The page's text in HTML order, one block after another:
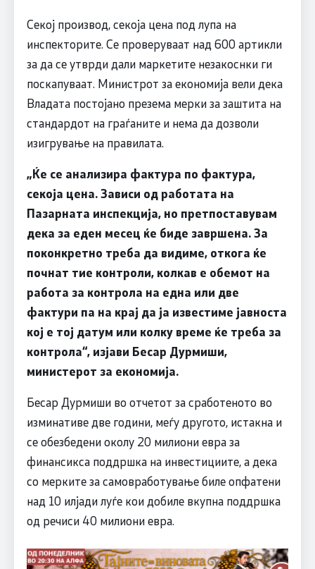
Секој производ, секоја цена под лупа на
инспекторите. Се проверуваат над 600 артикли
за да се утврди дали маркетите незакоснки ги
поскапуваат. Министрот за економија вели дека
Владата постојано презема мерки за заштита на
стандардот на граѓаните и нема да дозволи
изигрување на правилата.
„Ќе се анализира фактура по фактура,
секоја цена. Зависи од работата на
Пазарната инспекција, но претпоставувам
дека за еден месец ќе биде завршена. За
поконкретно треба да видиме, откога ќе
почнат тие контроли, колкав е обемот на
работа за контрола на една или две
фактури па на крај да ја известиме јавноста
кој е тој датум или колку време ќе треба за
контрола“, изјави Бесар Дурмиши,
министерот за економија.
Бесар Дурмиши во отчетот за сработеното во
изминативе две години, меѓу другото, истакна и
се обезбедени околу 20 милиони евра за
финансикса поддршка на инвестициите, а дека
со мерките за самовработување биле опфатени
над 10 илјади луѓе кои добиле вкупна поддршка
од речиси 40 милиони евра.